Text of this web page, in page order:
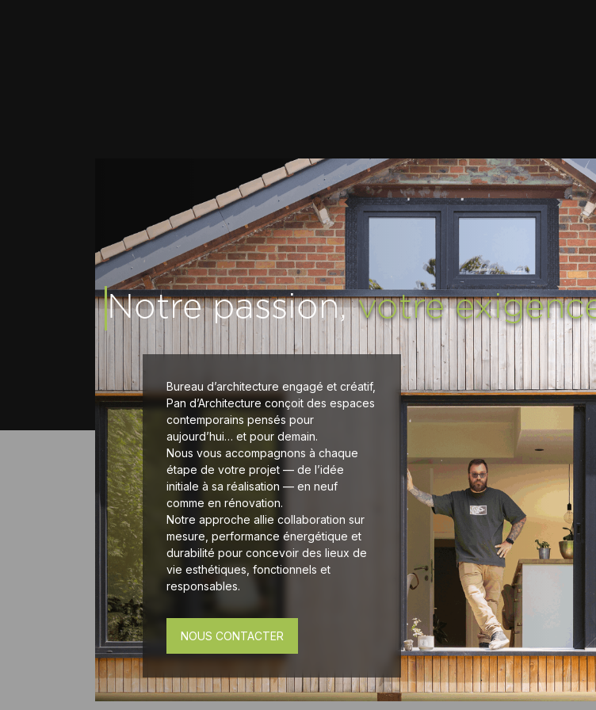
Notre passion,votre
Bureau d’architecture engagé et créatif,
Pan d’Architecture conçoit des espaces
contemporains pensés pour
aujourd’hui… et pour demain.
Nous vous accompagnons à chaque
étape de votre projet — de l’idée
initiale à sa réalisation — en neuf
comme en rénovation.
Notre approche allie collaboration sur
mesure, performance énergétique et
durabilité pour concevoir des lieux de
vie esthétiques, fonctionnels et
responsables.
NOUS CONTACTER